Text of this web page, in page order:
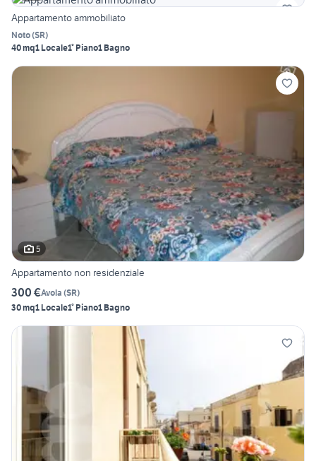
Appartamento ammobiliato
Noto(SR)
40 mq1 Locale1° Piano1 Bagno
5
Appartamento non residenziale
300 €Avola (SR)
30 mq1 Locale1° Piano1 Bagno